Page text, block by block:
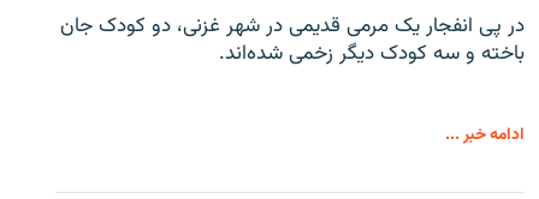
در پی انفجار یک مرمی قدیمی در شهر غزنی، دو کودک جان
باخته و سه کودک دیگر زخمی شده‌اند.
ادامه خبر ...